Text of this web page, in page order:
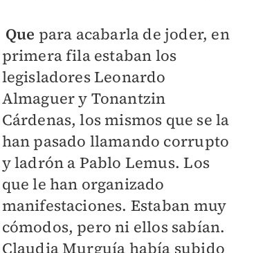
Que para acabarla de joder, en
primera fila estaban los
legisladores Leonardo
Almaguer y Tonantzin
Cárdenas, los mismos que se la
han pasado llamando corrupto
y ladrón a Pablo Lemus. Los
que le han organizado
manifestaciones. Estaban muy
cómodos, pero ni ellos sabían.
Claudia Murguía había subido